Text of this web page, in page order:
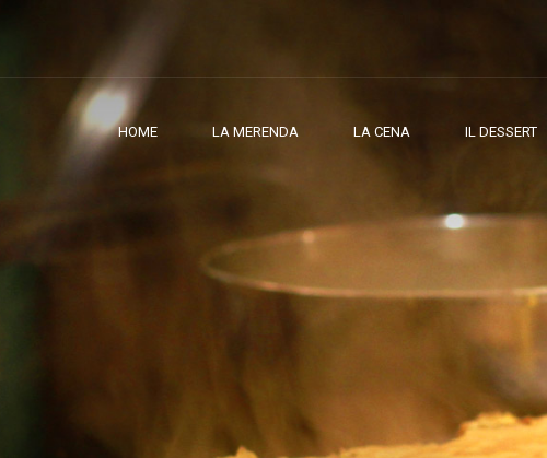
HOME LA MERENDA LA CENA IL DESSERT